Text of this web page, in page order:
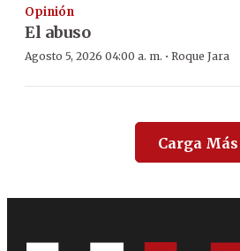
Opinión
El abuso
Agosto 5, 2026 04:00 a. m. · Roque Jara
Carga Más